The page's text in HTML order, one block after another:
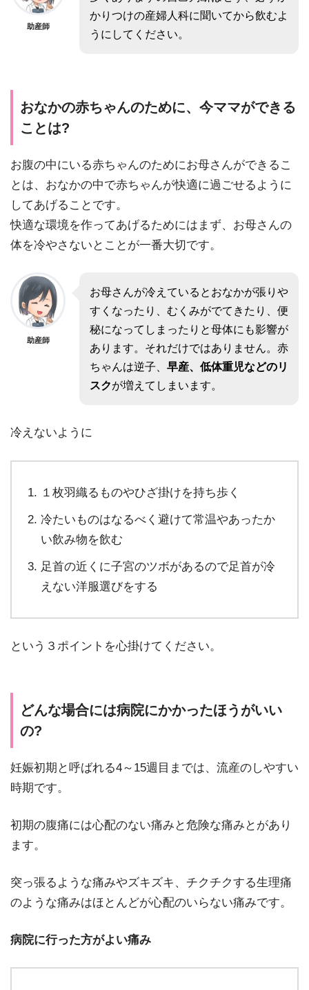
助産師
かりつけの産婦人科に聞いてから飲むよ
うにしてください。
おなかの赤ちゃんのために、今ママができる
ことは?
お腹の中にいる赤ちゃんのためにお母さんができるこ
とは、おなかの中で赤ちゃんが快適に過ごせるように
してあげることです。
快適な環境を作ってあげるためにはまず、お母さんの
体を冷やさないとことが一番大切です。
助産師
お母さんが冷えているとおなかが張りや
すくなったり、むくみがでてきたり、便
秘になってしまったりと母体にも影響が
あります。それだけではありません。赤
ちゃんは逆子、 早産、低体重児などのリ
スクが増えてしまいます。
冷えないように
１枚羽織るものやひざ掛けを持ち歩く
冷たいものはなるべく避けて常温やあったか
い飲み物を飲む
足首の近くに子宮のツボがあるので足首が冷
えない洋服選びをする
という３ポイントを心掛けてください。
どんな場合には病院にかかったほうがいい
の?
妊娠初期と呼ばれる4～15週目までは、流産のしやすい
時期です。
初期の腹痛には心配のない痛みと危険な痛みとがあり
ます。
突っ張るような痛みやズキズキ、チクチクする生理痛
のような痛みはほとんどが心配のいらない痛みです。
病院に行った方がよい痛み